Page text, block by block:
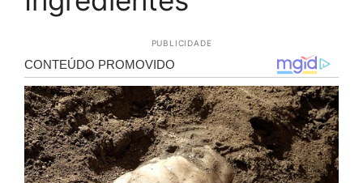
PUBLICIDADE